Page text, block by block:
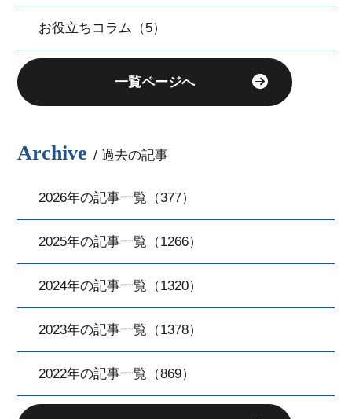
お役立ちコラム（5）
一覧ページへ
Archive / 過去の記事
2026年の記事一覧（377）
2025年の記事一覧（1266）
2024年の記事一覧（1320）
2023年の記事一覧（1378）
2022年の記事一覧（869）